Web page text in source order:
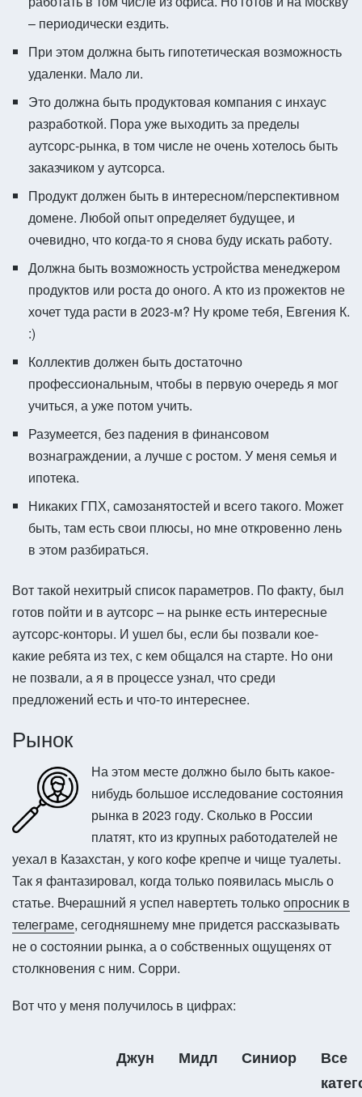
– периодически ездить.
При этом должна быть гипотетическая возможность
удаленки. Мало ли.
Это должна быть продуктовая компания с инхаус
разработкой. Пора уже выходить за пределы
аутсорс-рынка, в том числе не очень хотелось быть
заказчиком у аутсорса.
Продукт должен быть в интересном/перспективном
домене. Любой опыт определяет будущее, и
очевидно, что когда-то я снова буду искать работу.
Должна быть возможность устройства менеджером
продуктов или роста до оного. А кто из прожектов не
хочет туда расти в 2023-м? Ну кроме тебя, Евгения К.
:)
Коллектив должен быть достаточно
профессиональным, чтобы в первую очередь я мог
учиться, а уже потом учить.
Разумеется, без падения в финансовом
вознаграждении, а лучше с ростом. У меня семья и
ипотека.
Никаких ГПХ, самозанятостей и всего такого. Может
быть, там есть свои плюсы, но мне откровенно лень
в этом разбираться.
Вот такой нехитрый список параметров. По факту, был
готов пойти и в аутсорс – на рынке есть интересные
аутсорс-конторы. И ушел бы, если бы позвали кое-
какие ребята из тех, с кем общался на старте. Но они
не позвали, а я в процессе узнал, что среди
предложений есть и что-то интереснее.
Рынок
На этом месте должно было быть какое-
нибудь большое исследование состояния
рынка в 2023 году. Сколько в России
платят, кто из крупных работодателей не
уехал в Казахстан, у кого кофе крепче и чище туалеты.
Так я фантазировал, когда только появилась мысль о
статье. Вчерашний я успел навертеть толькоопросник в
телеграме, сегодняшнему мне придется рассказывать
не о состоянии рынка, а о собственных ощущенях от
столкновения с ним. Сорри.
Вот что у меня получилось в цифрах:
Джун Мидл Синиор
Все